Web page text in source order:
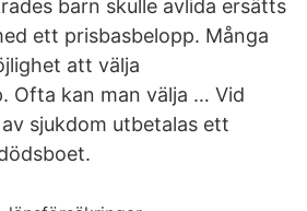
barn skulle avlida ersätts
ett prisbasbelopp. Många
att välja
Ofta kan man välja … Vid
sjukdom utbetalas ett